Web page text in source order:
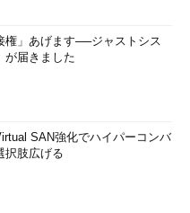
権」あげます──ジャストシス
が届きました
SAN強化でハイパーコンバ
択肢広げる